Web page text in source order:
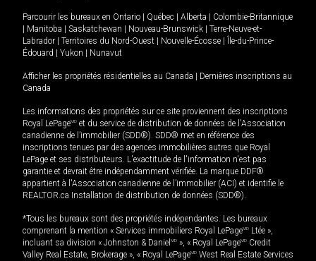
Parcourir les bureaux en Ontario Québec Alberta
Colombie-Britannique
Manitoba Saskatchewan Nouveau-Brunswick
Terre-Neuve-et-
Labrador
Territoires du Nord-Ouest Nouvelle-Écosse
Île-du-Prince-
Édouard
Yukon Nunavut
Afficher les propriétés résidentielles au Canada
Dernières inscriptions au
Canada
Les informations des propriétés sur ce site proviennent des inscriptions
Royal LePageMD et du service de distribution de données de l'Association
canadienne de l’immobilier (SDD®). SDD® met en référence des
inscriptions tenues par des agences immobilières autres que Royal
LePage et ses distributeurs. L'exactitude de l'information n'est pas
garantie et devrait être indépendamment vérifiée. La marque DDF®
appartient à l'Association canadienne de l’immobilier (ACI) et identifie le
REALTOR.ca Installation de distribution de données (SDD®).
*Tous les bureaux sont des propriétés indépendantes. Les bureaux
comprenant la mention « Services immobiliers Royal LePageMD Ltée »,
incluant sa division « Johnston & Daniel MD », « Royal LePageMD Credit
Valley Real Estate, Brokerage », « Royal LePageMD West Real Estate Services